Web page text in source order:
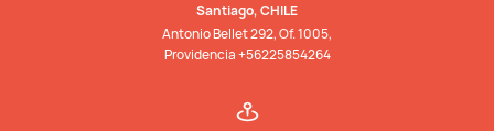
Santiago, CHILE
Antonio Bellet 292, Of. 1005,
Providencia +56225854264